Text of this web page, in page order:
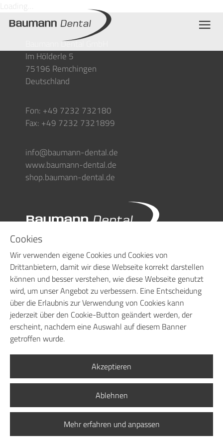
Loading...
Baumann Dental GmbH
Im Hölderle 5
75196 Remchingen
Deutschland
Fon: +49 7232 732180
Fax: +49 7232 7321899
info@baumann-dental.de
www.baumann-dental.de
shop.baumann-dental.de
IMPRESSUM
DATENSCHUTZ
AGB
RECHTLICHE HINWEISE
Cookies
Wir verwenden eigene Cookies und Cookies von
Drittanbietern, damit wir diese Webseite korrekt darstellen
können und besser verstehen, wie diese Webseite genutzt
wird, um unser Angebot zu verbessern. Eine Entscheidung
über die Erlaubnis zur Verwendung von Cookies kann
jederzeit über den Cookie-Button geändert werden, der
erscheint, nachdem eine Auswahl auf diesem Banner
getroffen wurde.
Akzeptieren
Ablehnen
Mehr erfahren und anpassen